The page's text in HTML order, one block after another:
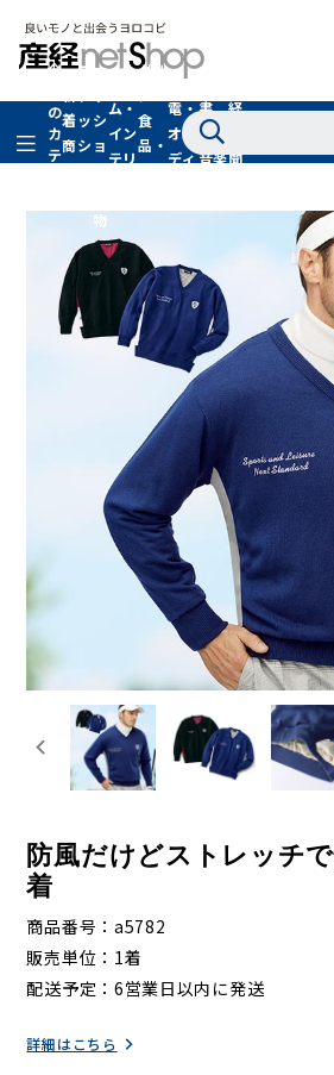
全
の
カ
テ
着
商
品
フ
ッ
シ
ョ
フ
ァ
シ
ョ
ン
物
ム・
イン
テリ
グル
食
品・
ドリ
家
電・
オー
ディ
書
籍・
音楽
経
聞
在庫切れ
防風だけどストレッチ
着
商品番号
a5782
販売単位
1着
配送予定
6営業日以内に発送
詳細はこちら